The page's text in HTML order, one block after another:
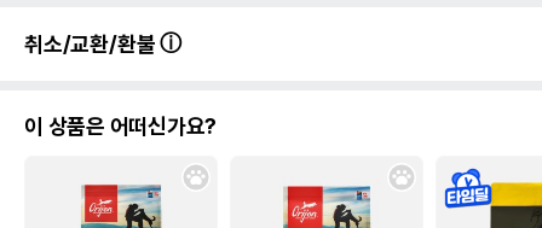
취소/교환/환불
이 상품은 어떠신가요?